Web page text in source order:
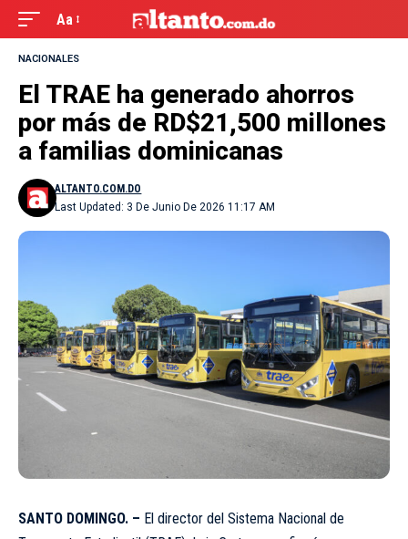
Aa
NACIONALES
El TRAE ha generado ahorros
por más de RD$21,500 millones
a familias dominicanas
Last Updated: 3 De Junio De 2026 11:17 AM
ALTANTO.COM.DO
SANTO DOMINGO. – El director del Sistema Nacional de